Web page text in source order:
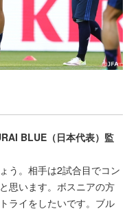
BLUE（日本代表）監
う。相手は2試合目でコン
思います。ボスニアの方
ライをしたいです。ブル